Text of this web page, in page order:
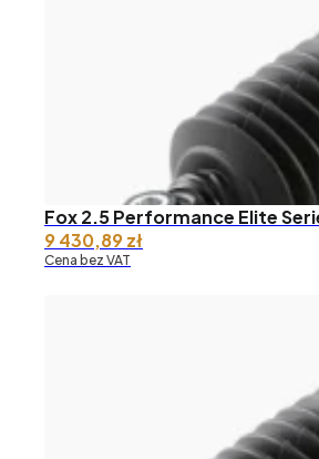
Fox 2.5 Performance Elite
9 430,89zł
Cena bez VAT